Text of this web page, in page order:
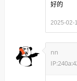
好的
2025-02-
nn